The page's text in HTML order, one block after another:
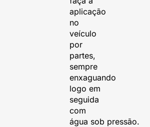
aplicação
no
veículo
por
partes,
sempre
enxaguando
logo em
seguida
com
água sob pressão.